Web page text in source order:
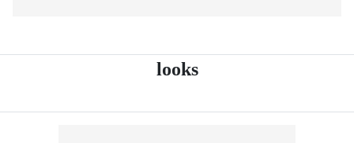
looks- Periódico El Dia